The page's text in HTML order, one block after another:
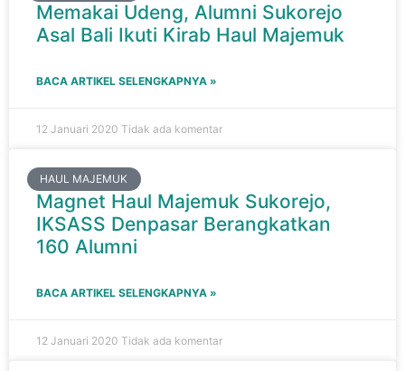
Memakai Udeng, Alumni Sukorejo
Asal Bali Ikuti Kirab Haul Majemuk
BACA ARTIKEL SELENGKAPNYA »
12 Januari 2020 Tidak ada komentar
HAUL MAJEMUK
Magnet Haul Majemuk Sukorejo,
IKSASS Denpasar Berangkatkan
160 Alumni
BACA ARTIKEL SELENGKAPNYA »
12 Januari 2020 Tidak ada komentar